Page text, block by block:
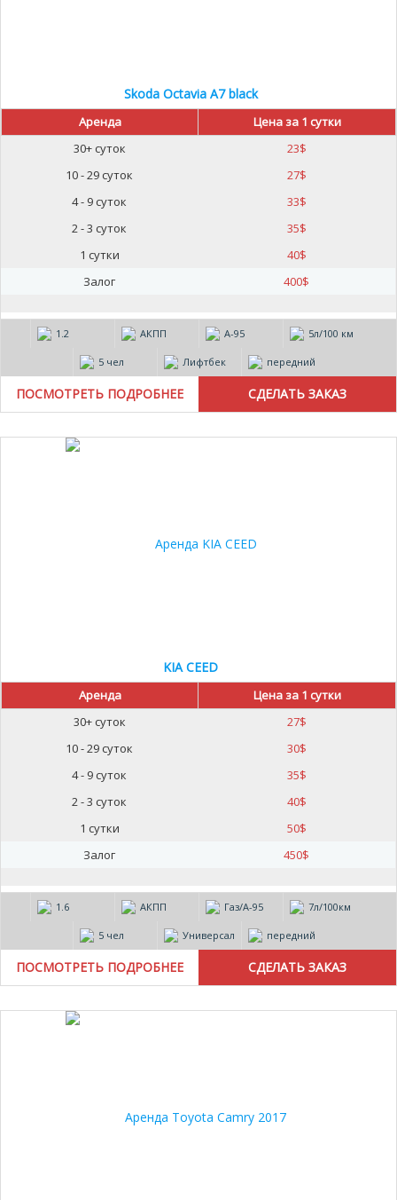
Skoda Octavia A7 black
Аренда
Цена за 1 сутки
30+ суток
23$
10 - 29 суток
27$
4 - 9 суток
33$
2 - 3 суток
35$
1 сутки
40$
Залог
400$
1.2 АКПП А-95 5л/100 км
5 чел Лифтбек передний
ПОСМОТРЕТЬ ПОДРОБНЕЕ
KIA CEED
Аренда
Цена за 1 сутки
30+ суток
27$
10 - 29 суток
30$
4 - 9 суток
35$
2 - 3 суток
40$
1 сутки
50$
Залог
450$
1.6 АКПП Газ/А-95 7л/100км
5 чел Универсал передний
ПОСМОТРЕТЬ ПОДРОБНЕЕ